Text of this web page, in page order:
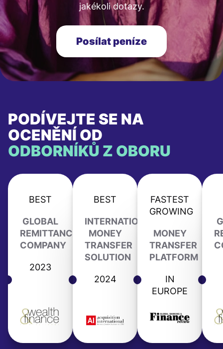
jakékoli dotazy.
Posílat peníze
PODÍVEJTE SE NA
OCENĚNÍ OD
ODBORNÍKŮ Z OBORU
BEST
GLOBAL
REMITTANCE
COMPANY
2023
BEST
INTERNATIONAL
MONEY
TRANSFER
SOLUTION
2024
FASTEST
GROWING
MONEY
TRANSFER
PLATFORM
IN
EUROPE